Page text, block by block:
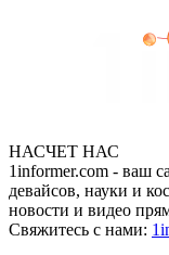
НАСЧЕТ НАС
1informer.com - ваш
девайсов, науки и
новости и видео
Свяжитесь с нами: